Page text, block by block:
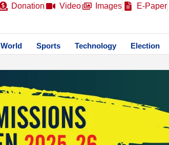
Donation Video Images E-Paper
World Sports Technology Election